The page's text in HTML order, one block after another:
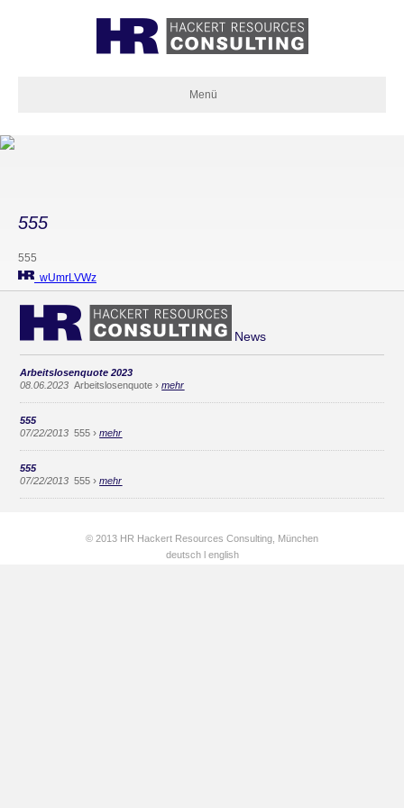
Menü
555
555
wUmrLVWz
News
Arbeitslosenquote 2023
08.06.2023 Arbeitslosenquote ›mehr
555
07/22/2013 555 ›mehr
555
07/22/2013 555 ›mehr
© 2013 HR Hackert Resources Consulting, München
deutsch l english